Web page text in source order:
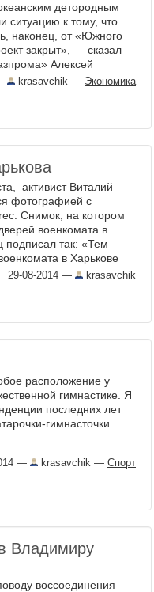
детородным
ситуацию к тому, что
наконец, от «Южного
закрыт», — сказал
Алексей
возврат к
уже невозмож ...
krasavchik — Экономика
активист Виталий
фотографией с
Снимок, на котором
военкомата в
подписал так: «Тем
в Харькове
очередь из тех, кто
29-08-2014 — krasavchik
расположение у
гимнастике. Я
последних лет
гимнасточки ...
— krasavchik — Спорт
Владимиру
воссоединения